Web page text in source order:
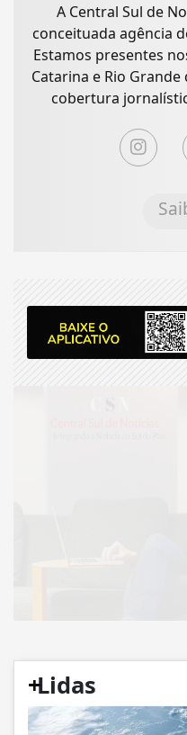
A Central Sul de
conceituada agência de
Estamos presentes
Catarina e Rio
cobertura
+
Lidas